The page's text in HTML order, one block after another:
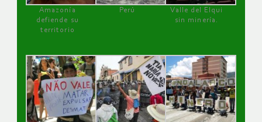
Amazonía
defiende su
territorio
Perú
Valle del Elqui
sin minería.